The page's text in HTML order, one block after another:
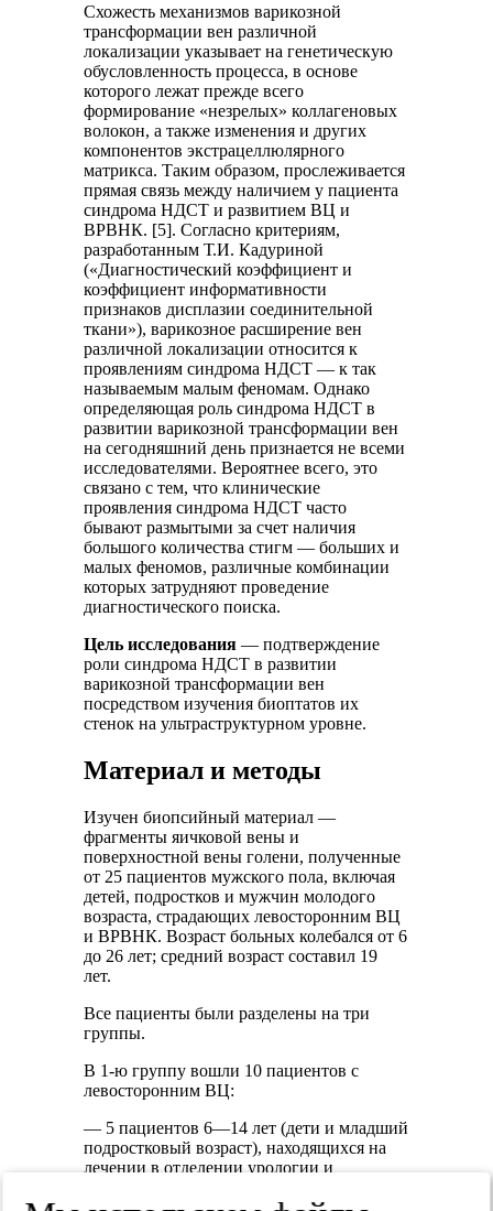
Схожесть механизмов варикозной
трансформации вен различной
локализации указывает на генетическую
обусловленность процесса, в основе
которого лежат прежде всего
формирование «незрелых» коллагеновых
волокон, а также изменения и других
компонентов экстрацеллюлярного
матрикса. Таким образом, прослеживается
прямая связь между наличием у пациента
синдрома НДСТ и развитием ВЦ и
ВРВНК. [5]. Согласно критериям,
разработанным Т.И. Кадуриной
(«Диагностический коэффициент и
коэффициент информативности
признаков дисплазии соединительной
ткани»), варикозное расширение вен
различной локализации относится к
проявлениям синдрома НДСТ — к так
называемым малым феномам. Однако
определяющая роль синдрома НДСТ в
развитии варикозной трансформации вен
на сегодняшний день признается не всеми
исследователями. Вероятнее всего, это
связано с тем, что клинические
проявления синдрома НДСТ часто
бывают размытыми за счет наличия
большого количества стигм — больших и
малых феномов, различные комбинации
которых затрудняют проведение
диагностического поиска.
Цель исследования — подтверждение
роли синдрома НДСТ в развитии
варикозной трансформации вен
посредством изучения биоптатов их
стенок на ультраструктурном уровне.
Материал и методы
Изучен биопсийный материал —
фрагменты яичковой вены и
поверхностной вены голени, полученные
от 25 пациентов мужского пола, включая
детей, подростков и мужчин молодого
возраста, страдающих левосторонним ВЦ
и ВРВНК. Возраст больных колебался от 6
до 26 лет; средний возраст составил 19
лет.
Все пациенты были разделены на три
группы.
В 1-ю группу вошли 10 пациентов с
левосторонним ВЦ:
— 5 пациентов 6—14 лет (дети и младший
подростковый возраст), находящихся на
лечении в отделении урологии и
Филатова;